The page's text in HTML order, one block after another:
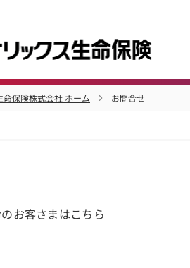
命保険株式会社 ホーム お問合せ
お客さまはこちら